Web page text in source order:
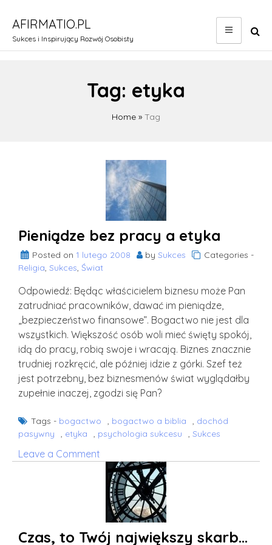
content
AFIRMATIO.PL
Sukces i Inspirujący Rozwój Osobisty
Tag: etyka
Home » Tag
Pieniądze bez pracy a etyka
Posted on 1 lutego 2008 by Sukces
Categories -
Religia, Sukces, Świat
Odpowiedź: Będąc właścicielem biznesu może Pan
zatrudniać pracowników, dawać im pieniądze,
„bezpieczeństwo finansowe”. Bogactwo nie jest dla
wszystkich. Większość osób woli mieć święty spokój,
idą do pracy, robią swoje i wracają. Biznes znacznie
trudniej rozkręcić, ale później idzie z górki. Szef też
jest potrzebny, bez biznesmenów świat wyglądałby
zupełnie inaczej, zgodzi się Pan?
Tags - bogactwo , bogactwo a biblia , dochód
pasywny
, etyka , psychologia sukcesu , Sukces
Leave a Comment
Pieniądze
bez
pracy
etyka
Czas, to Twój największy skarb…